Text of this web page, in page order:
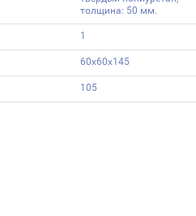
толщина: 50 мм.
1
60х60х145
105